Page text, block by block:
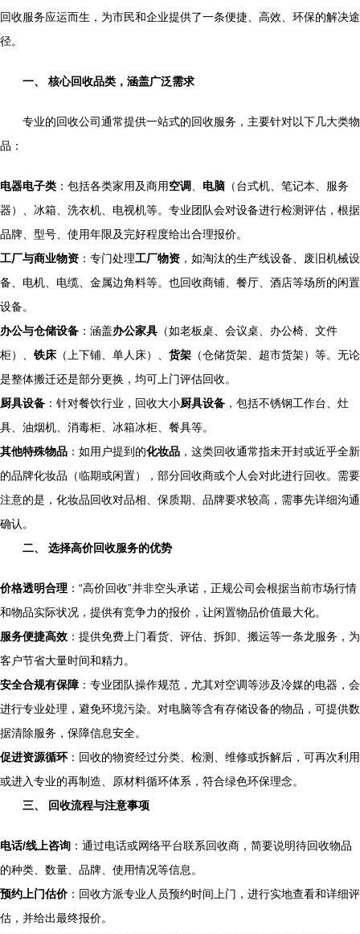
回收服务应运而生，为市民和企业提供了一条便捷、高效、环保的解决途
径。
一、 核心回收品类，涵盖广泛需求
专业的回收公司通常提供一站式的回收服务，主要针对以下几大类物
品：
电器电子类 ：包括各类家用及商用空调 电脑 （台式机、笔记本、服务
器）、冰箱、洗衣机、电视机等。专业团队会对设备进行检测评估，根据
品牌、型号、使用年限及完好程度给出合理报价。
工厂与商业物资 ：专门处理工厂物资 ，如淘汰的生产线设备、废旧机械设
备、电机、电缆、金属边角料等。也回收商铺、餐厅、酒店等场所的闲置
设备。
办公与仓储设备 ：涵盖办公家具 （如老板桌、会议桌、办公椅、文件
柜）、 铁床 （上下铺、单人床）、 货架 （仓储货架、超市货架）等。无论
是整体搬迁还是部分更换，均可上门评估回收。
厨具设备 ：针对餐饮行业，回收大小厨具设备 ，包括不锈钢工作台、灶
具、油烟机、消毒柜、冰箱冰柜、餐具等。
其他特殊物品 ：如用户提到的化妆品 ，这类回收通常指未开封或近乎全新
的品牌化妆品（临期或闲置），部分回收商或个人会对此进行回收。需要
注意的是，化妆品回收对品相、保质期、品牌要求较高，需事先详细沟通
确认。
二、 选择高价回收服务的优势
价格透明合理 ：“高价回收”并非空头承诺，正规公司会根据当前市场行情
和物品实际状况，提供有竞争力的报价，让闲置物品价值最大化。
服务便捷高效 ：提供免费上门看货、评估、拆卸、搬运等一条龙服务，为
客户节省大量时间和精力。
安全合规有保障 ：专业团队操作规范，尤其对空调等涉及冷媒的电器，会
进行专业处理，避免环境污染。对电脑等含有存储设备的物品，可提供数
据清除服务，保障信息安全。
促进资源循环：回收的物资经过分类、检测、维修或拆解后，可再次利用
或进入专业的再制造、原材料循环体系，符合绿色环保理念。
三、 回收流程与注意事项
电话/线上咨询 ：通过电话或网络平台联系回收商，简要说明待回收物品
的种类、数量、品牌、使用情况等信息。
预约上门估价：回收方派专业人员预约时间上门，进行实地查看和详细评
估，并给出最终报价。